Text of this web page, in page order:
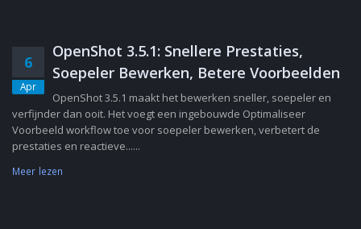
6
Apr
OpenShot 3.5.1: Snellere Prestaties,
Soepeler Bewerken, Betere Voorbeelden
OpenShot 3.5.1 maakt het bewerken sneller, soepeler en
verfijnder dan ooit. Het voegt een ingebouwde Optimaliseer
Voorbeeld workflow toe voor soepeler bewerken, verbetert de
prestaties en reactieve......
Meer lezen